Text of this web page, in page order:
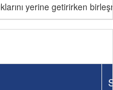
yerine getirirken